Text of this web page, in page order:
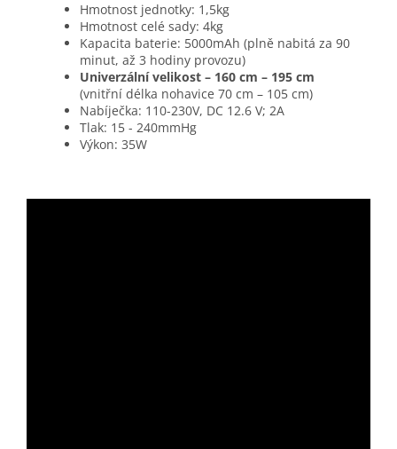
Hmotnost jednotky: 1,5kg
Hmotnost celé sady: 4kg
Kapacita baterie: 5000mAh (plně nabitá za 90
minut, až 3 hodiny provozu)
Univerzální velikost – 160 cm – 195 cm
(vnitřní délka nohavice 70 cm – 105 cm)
Nabíječka: 110-230V, DC 12.6 V; 2A
Tlak: 15 - 240mmHg
Výkon: 35W